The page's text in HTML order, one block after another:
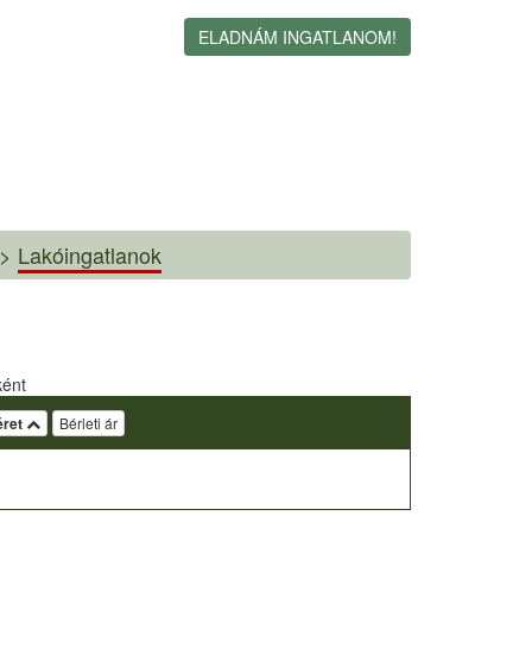
ELADNÁM INGATLANOM!
Lakóingatlanok
Bérleti ár